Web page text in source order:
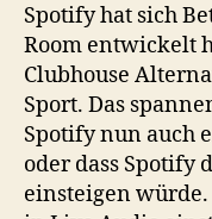
Spotify hat sich
Room entwickelt
Clubhouse
Sport. Das
Spotify nun auch
oder dass Spotify
einsteigen